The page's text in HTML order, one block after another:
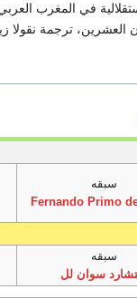
في المغرب العربي
ترجمة نقولا
سبقه
Fernando Primo
سبقه
سوان لل